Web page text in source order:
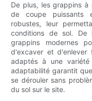
De plus, les grappins à
de coupe puissants
robustes, leur
conditions de sol.
grappins modernes
d'excaver et d'enlever
adaptés à une
adaptabilité garantit
se dérouler sans
du sol sur le site.